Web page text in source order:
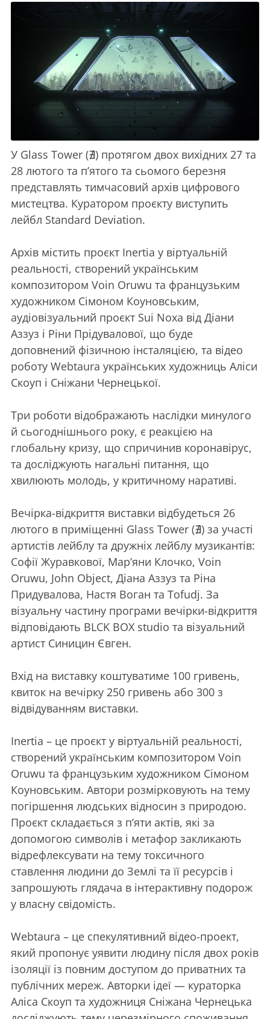
У Glass Tower (∄) протягом двох вихідних 27 та
28 лютого та п’ятого та сьомого березня
представлять тимчасовий архів цифрового
мистецтва. Куратором проєкту виступить
лейбл Standard Deviation.
Архів містить проєкт Inertia у віртуальній
реальності, створений українським
композитором Voin Oruwu та французьким
художником Сімоном Коуновським,
аудіовізуальний проєкт Sui Noxa від Діани
Аззуз і Ріни Прідувалової, що буде
доповнений фізичною інсталяцією, та відео
роботу Webtaura українських художниць Аліси
Скоуп і Сніжани Чернецької.
Три роботи відображають наслідки минулого
й сьогоднішнього року, є реакцією на
глобальну кризу, що спричинив коронавірус,
та досліджують нагальні питання, що
хвилюють молодь, у критичному наративі.
Вечірка-відкриття виставки відбудеться 26
лютого в приміщенні Glass Tower (∄) за участі
артистів лейблу та дружніх лейблу музикантів:
Софії Журавкової, Мар’яни Клочко, Voin
Oruwu, John Object, Діана Аззуз та Ріна
Придувалова, Настя Воган та Tofudj. За
візуальну частину програми вечірки-відкриття
відповідають BLCK BOX studio та візуальний
артист Синицин Євген.
Вхід на виставку коштуватиме 100 гривень,
квиток на вечірку 250 гривень або 300 з
відвідуванням виставки.
Inertia – це проєкт у віртуальній реальності,
створений українським композитором Voin
Oruwu та французьким художником Сімоном
Коуновським. Автори розмірковують на тему
погіршення людських відносин з природою.
Проєкт складається з п’яти актів, які за
допомогою символів і метафор закликають
відрефлексувати на тему токсичного
ставлення людини до Землі та її ресурсів і
запрошують глядача в інтерактивну подорож
у власну свідомість.
Webtaura – це спекулятивний відео-проект,
який пропонує уявити людину після двох років
ізоляції із повним доступом до приватних та
публічних мереж. Авторки ідеї — кураторка
Аліса Скоуп та художниця Сніжана Чернецька